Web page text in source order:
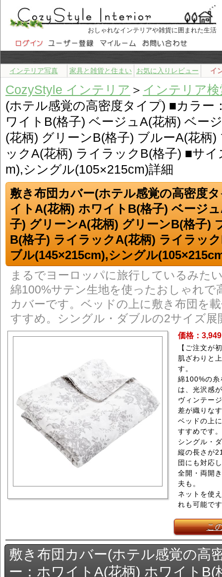
おしゃれなインテリアや雑貨に囲まれた生活
インテリア写真 家具と雑貨と住まい お気に入りレビュー イ
CozyStyle インテリア ＞ インテリア検
(ホテル感覚の高密度タイプ) ■カラー
ワイトB(格子) ベージュA(花柄) ベー
(花柄) グリーンB(格子) ブルーA(花柄
ックA(花柄) ライラックB(格子) ■サ
m),シングル(105×215cm)詳細
敷き布団カバー(ホテル感覚の高密度
イトA(花柄) ホワイトB(格子) ベージ
子) グリーンA(花柄) グリーンB(格子)
B(格子) ライラックA(花柄) ライラッ
ブル(145×215cm),シングル
まるでヨーロッパに旅行しているみた
綿100%サテン生地を使ったおしゃれで
カバーです。ベッドの上に敷き布団を
すすめ。シングル・ダブルの2サイズ展
価格：
【ご注文が
肌ざわりと
す。
綿100%の糸
は、光沢感
ヴィンテー
差が織りな
ベッドの上
すすめです。
シングル・
縦の長さが
団にも対応
全開・両開
夫も。
ネットを使
れも可能で
こ
敷き布団カバー(ホテル感覚の高
ー：ホワイトA(花柄) ホワイトB(